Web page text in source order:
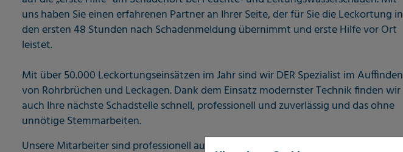
uns haben Sie einen erfahrenen Partner an Ihrer Seite, der für Sie die Leckortung in
den ersten 48 Stunden nach Schadenmeldung übernimmt und erste Hilfe vor Ort
leistet.
Mit über 50.000 Leckortungseinsätzen im Jahr sind wir DER Spezialist im Auffinden
von Rohrbrüchen und Leckagen. Dank dem Einsatz modernster Technik finden wir
auch Ihre nächste Schadstelle schnell, professionell und zuverlässig und das ohne
unnötige Stemmarbeiten.
Unsere Mitarbeiter sind professionell ausgebildete und zertifizierte Messtechniker,